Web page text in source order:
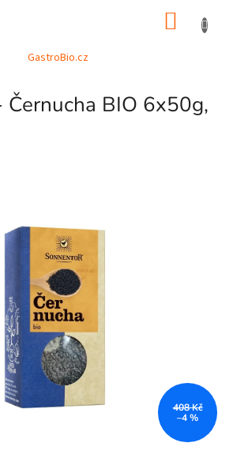
GastroBio.cz
Černucha BIO 6x50g,
408 Kč
–4 %